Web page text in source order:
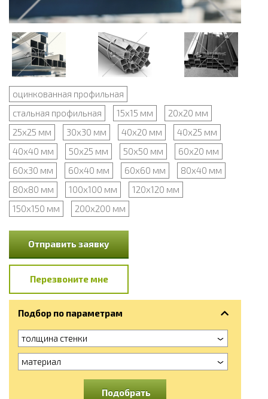
оцинкованная профильная
стальная профильная
15х15 мм
20х20 мм
25х25 мм
30х30 мм 40х20 мм
40х25 мм
40х40 мм
50х25 мм 50х50 мм
60х20 мм
60х30 мм
60х40 мм 60х60 мм
80х40 мм
80х80 мм
100х100 мм
120х120 мм
150х150 мм
200х200 мм
Отправить заявку
Перезвоните мне
Подбор по параметрам
толщина стенки
материал
Подобрать